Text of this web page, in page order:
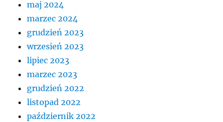
maj 2024
marzec 2024
grudzień 2023
wrzesień 2023
lipiec 2023
marzec 2023
grudzień 2022
listopad 2022
październik 2022